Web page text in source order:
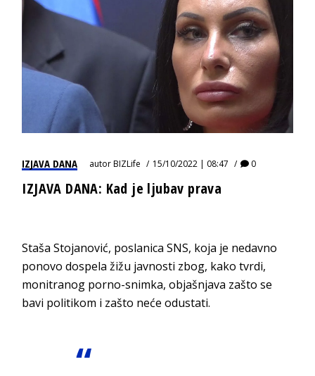
IZJAVA DANA autorBIZLife 15/10/2022 | 08:47 0
IZJAVA DANA: Kad je ljubav prava
Staša Stojanović, poslanica SNS, koja je nedavno
ponovo dospela žižu javnosti zbog, kako tvrdi,
monitranog porno-snimka, objašnjava zašto se
bavi politikom i zašto neće odustati.